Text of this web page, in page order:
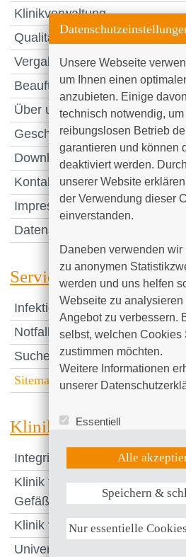
Klinikverwaltung
Qualitätsmanagement
Vergabestelle
Beauftragte Personen
Über uns
Geschichte
Downloads & Links
Kontakt
Impressum
Datenschutzerklärung
Service
Infektionsschutz
Notfall-Informationen
Suche
Sitemap
Kliniken
Integriertes Notfallzentrum
Klinik für Allgemein-, Viszeral-,
Gefäßchirurgie
Klinik für Orthopädie und
Universitätsfrauenklinik und
Unsere Webseite
um Ihnen einen
anzubieten. Einige
technisch notwendig,
reibungslosen Betrieb
garantieren und können
deaktiviert werden.
unserer Website
der Verwendung dieser
einverstanden.
Daneben verwenden
zu anonymen
werden und uns helfen
Webseite zu analysieren
Angebot zu verbessern.
selbst, welchen Cookies
zustimmen möchten.
Weitere Informationen
unserer
Essentiell
UX (Hotjar)
Weitere
Alle
Speichern &
Nur essentielle